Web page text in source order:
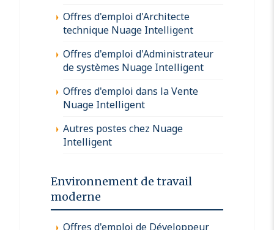
Offres d'emploi d'Architecte
technique Nuage Intelligent
Offres d'emploi d'Administrateur
de systèmes Nuage Intelligent
Offres d'emploi dans la Vente
Nuage Intelligent
Autres postes chez Nuage
Intelligent
Environnement de travail
moderne
Offres d'emploi de Développeur